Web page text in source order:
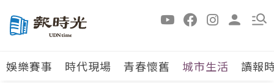
娛樂賽事 時代現場 青春懷舊 城市生活 讀報